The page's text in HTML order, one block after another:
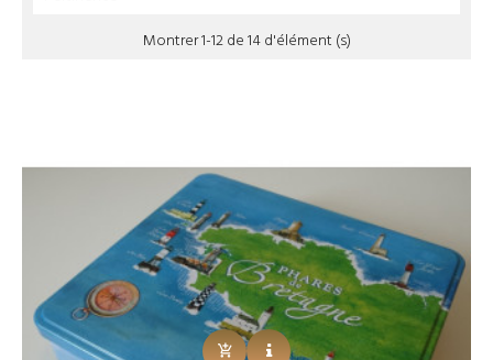
Montrer 1-12 de 14 d'élément (s)